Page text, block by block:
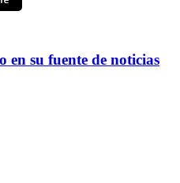
en su fuente de noticias